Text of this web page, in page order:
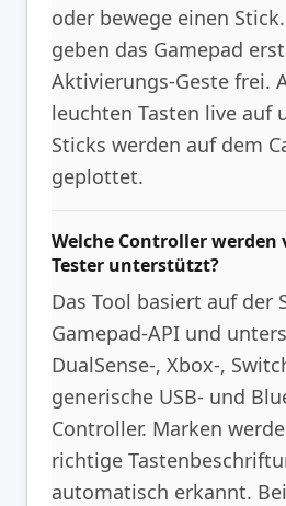
oder bewege einen
geben das Gamepad
Aktivierungs-Geste frei.
leuchten Tasten live auf
Sticks werden auf dem
geplottet.
Welche Controller werden
Tester unterstützt?
Das Tool basiert auf der
Gamepad-API und
DualSense-, Xbox-,
generische USB- und
Controller. Marken
richtige
automatisch erkannt.